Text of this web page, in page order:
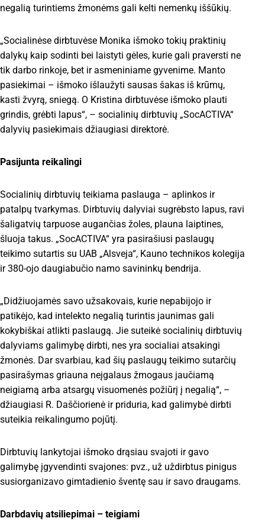
negalią turintiems žmonėms gali kelti nemenkų iššūkių.
„Socialinėse dirbtuvėse Monika išmoko tokių praktinių
dalykų kaip sodinti bei laistyti gėles, kurie gali praversti ne
tik darbo rinkoje, bet ir asmeniniame gyvenime. Manto
pasiekimai – išmoko išlaužyti sausas šakas iš krūmų,
kasti žvyrą, sniegą. O Kristina dirbtuvėse išmoko plauti
grindis, grėbti lapus“, – socialinių dirbtuvių „SocACTIVA“
dalyvių pasiekimais džiaugiasi direktorė.
Pasijunta reikalingi
Socialinių dirbtuvių teikiama paslauga – aplinkos ir
patalpų tvarkymas. Dirbtuvių dalyviai sugrėbsto lapus, ravi
šaligatvių tarpuose augančias žoles, plauna laiptines,
šluoja takus. „SocACTIVA“ yra pasirašiusi paslaugų
teikimo sutartis su UAB „Alsveja“, Kauno technikos kolegija
ir 380-ojo daugiabučio namo savininkų bendrija.
„Didžiuojamės savo užsakovais, kurie nepabijojo ir
patikėjo, kad intelekto negalią turintis jaunimas gali
kokybiškai atlikti paslaugą. Jie suteikė socialinių dirbtuvių
dalyviams galimybę dirbti, nes yra socialiai atsakingi
žmonės. Dar svarbiau, kad šių paslaugų teikimo sutarčių
pasirašymas griauna neįgalaus žmogaus jaučiamą
neigiamą arba atsargų visuomenės požiūrį į negalią“, –
džiaugiasi R. Daščiorienė ir priduria, kad galimybė dirbti
suteikia reikalingumo pojūtį.
Dirbtuvių lankytojai išmoko drąsiau svajoti ir gavo
galimybę įgyvendinti svajones: pvz., už uždirbtus pinigus
susiorganizavo gimtadienio šventę sau ir savo draugams.
Darbdavių atsiliepimai – teigiami